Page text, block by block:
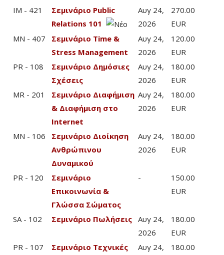
IM - 421
Σεμινάριο Public
Relations 101
Αυγ 24,
2026
270.00
EUR
MN - 407
Σεμινάριο Time &
Stress Management
Αυγ 24,
2026
120.00
EUR
PR - 108
Σεμινάριο Δημόσιες
Σχέσεις
Αυγ 24,
2026
180.00
EUR
MR - 201
Σεμινάριο Διαφήμιση
& Διαφήμιση στο
Internet
Αυγ 24,
2026
180.00
EUR
MN - 106
Σεμινάριο Διοίκηση
Ανθρώπινου
Δυναμικού
Αυγ 24,
2026
180.00
EUR
PR - 120
Σεμινάριο
Επικοινωνία &
Γλώσσα Σώματος
-
150.00
EUR
SA - 102 Σεμινάριο Πωλήσεις Αυγ 24,
2026
180.00
EUR
PR - 107
Σεμινάριο Τεχνικές
Αυγ 24,
180.00